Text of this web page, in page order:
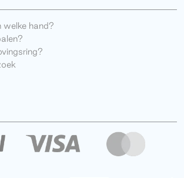
welke hand?